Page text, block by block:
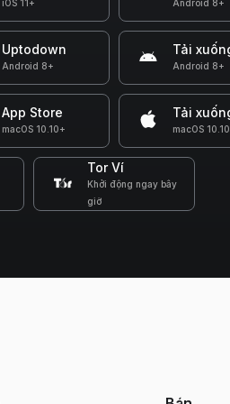
iOS 11+ Android 8+
Uptodown
Android 8+
Tải
Android 8+
App Store
macOS 10.10+
Tải
macOS
Tor Ví
Khởi động ngay bây
giờ